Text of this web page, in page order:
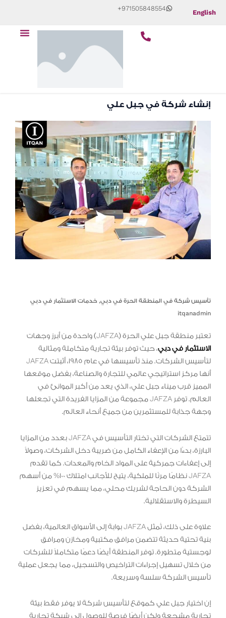
content
English
+971505848554
Menu
إنشاء شركة في جبل علي
تأسيس شركة في المنطقة الحرة في دبي, خدمات الاستثمار في دبي
itqanadmin
تعتبر منطقة جبل علي الحرة (JAFZA) واحدة من أبرز وجهات
الاستثمار في دبي، حيث توفر بيئة تجارية متكاملة ومثالية
لتأسيس الشركات. منذ تأسيسها في عام 1985، أثبتت JAFZA
أنها مركز استراتيجي عالمي للتجارة والصناعة، بفضل موقعها
المميز قرب ميناء جبل علي، الذي يعد من أكبر الموانئ في
العالم. توفر JAFZA مجموعة من المزايا الفريدة التي تجعلها
وجهة جذابة للمستثمرين من جميع أنحاء العالم.
تتمتع الشركات التي تختار التأسيس في JAFZA بعدد من المزايا
البارزة، بدءًا من الإعفاء الكامل من ضريبة دخل الشركات، وصولاً
إلى إعفاءات جمركية على المواد الخام والمعدات. كما تقدم
JAFZA نظامًا مرنًا للملكية، يتيح للأجانب امتلاك 100% من أسهم
الشركة دون الحاجة لشريك محلي، مما يسهم في تعزيز
السيطرة والاستقلالية.
علاوة على ذلك، تُمثل JAFZA بوابة إلى الأسواق العالمية، بفضل
بنية تحتية حديثة تتضمن مرافق مكتبية ومخازن ومرافق
لوجستية متطورة. توفر المنطقة أيضًا دعمًا متكاملاً للشركات
من خلال تسهيل إجراءات التراخيص والتسجيل، مما يجعل عملية
تأسيس الشركة سلسة وسريعة.
إن اختيار جبل علي كموقع لتأسيس شركة لا يوفر فقط بيئة
تجارية مشجعة ولكن أيضًا فرصة للوصول إلى شبكة تجارية